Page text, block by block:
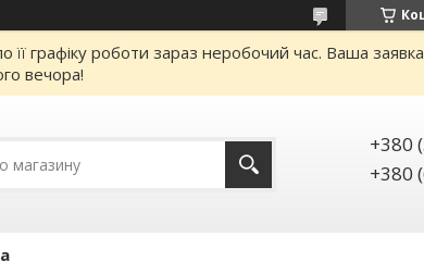
графіку роботи зараз неробочий час. Ваша
вечора!
+380
+380